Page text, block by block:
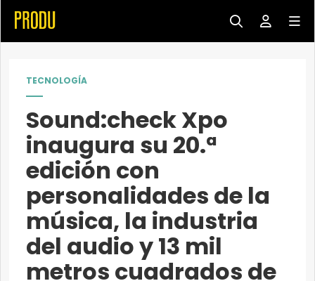
TECNOLOGÍA
Sound:check Xpo
inaugura su 20.ª
edición con
personalidades de la
música, la industria
del audio y 13 mil
metros cuadrados de